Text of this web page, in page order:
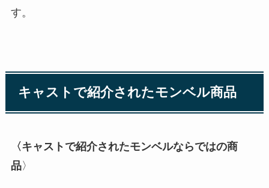
す。
キャストで紹介されたモンベル商品
〈キャストで紹介されたモンベルならではの商
品〉